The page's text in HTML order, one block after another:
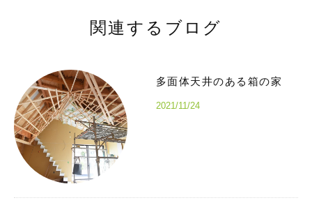
関連するブログ
多面体天井のある箱の家
2021/11/24